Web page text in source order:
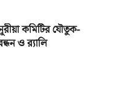
কমিটির যৌতুক-
ও র‌্যালি